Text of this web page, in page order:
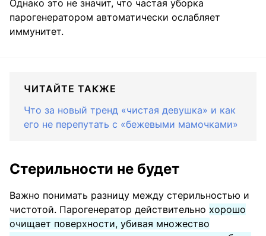
Однако это не значит, что частая уборка
парогенератором автоматически ослабляет
иммунитет.
ЧИТАЙТЕ ТАКЖЕ
Что за новый тренд «чистая девушка» и как
его не перепутать с «бежевыми мамочками»
Стерильности не будет
Важно понимать разницу между стерильностью и
чистотой. Парогенератор действительно хорошо
очищает поверхности, убивая множество